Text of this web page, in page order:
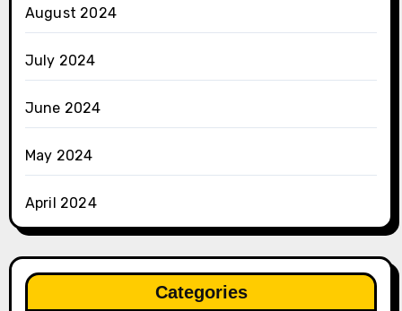
August 2024
July 2024
June 2024
May 2024
April 2024
Categories